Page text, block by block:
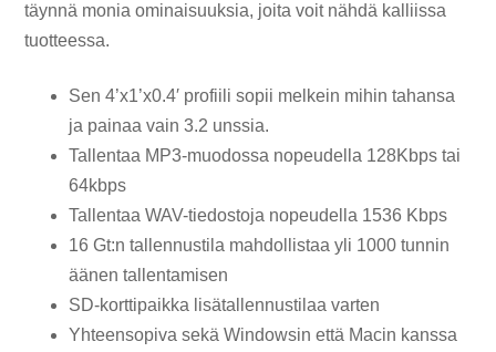
täynnä monia ominaisuuksia, joita voit nähdä kalliissa
tuotteessa.
Sen 4’x1’x0.4′ profiili sopii melkein mihin tahansa
ja painaa vain 3.2 unssia.
Tallentaa MP3-muodossa nopeudella 128Kbps tai
64kbps
Tallentaa WAV-tiedostoja nopeudella 1536 Kbps
16 Gt:n tallennustila mahdollistaa yli 1000 tunnin
äänen tallentamisen
SD-korttipaikka lisätallennustilaa varten
Yhteensopiva sekä Windowsin että Macin kanssa